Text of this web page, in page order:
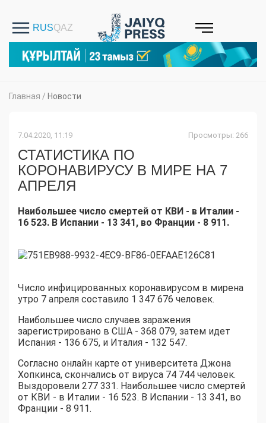
Главная / Новости
7.04.2020, 11:19 Просмотры: 266
СТАТИСТИКА ПО
КОРОНАВИРУСУ В МИРЕ НА 7
АПРЕЛЯ
Наибольшее число смертей от КВИ - в Италии -
16 523. В Испании - 13 341, во Франции - 8 911.
Число инфицированных коронавирусом в мирена
утро 7 апреля составило 1 347 676 человек.
Наибольшее число случаев заражения
зарегистрировано в США - 368 079, затем идет
Испания - 136 675, и Италия - 132 547.
Согласно онлайн карте от университета Джона
Хопкинса, скончались от вируса 74 744 человек.
Выздоровели 277 331. Наибольшее число смертей
от КВИ - в Италии - 16 523. В Испании - 13 341, во
Франции - 8 911.